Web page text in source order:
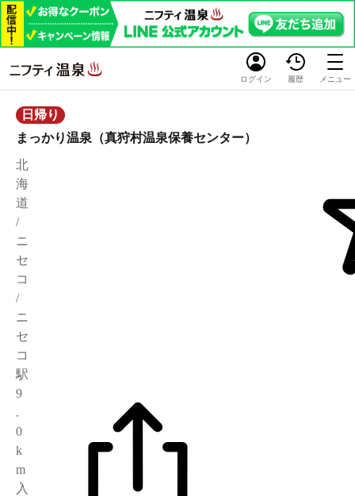
ログイン 履歴 メニュー
日帰り
まっかり温泉（真狩村温泉保養センター）
北
海
道
/
ニ
セ
コ
/
ニ
セ
コ
駅
9
.
0
k
m
入